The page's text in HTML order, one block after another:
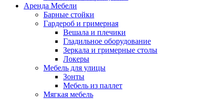
Аренда Мебели
Барные стойки
Гардероб и гримерная
Вешала и плечики
Гладильное оборудование
Зеркала и гримерные столы
Локеры
Мебель для улицы
Зонты
Мебель из паллет
Мягкая мебель